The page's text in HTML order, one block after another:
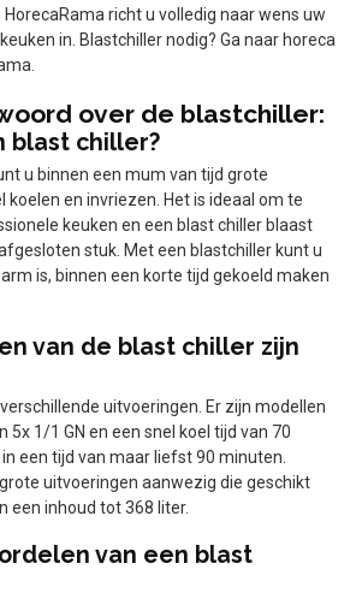
richt u volledig naar wens uw
in. Blastchiller nodig? Ga naar horeca
over de blastchiller:
blast chiller?
u binnen een mum van tijd grote
koelen en invriezen. Het is ideaal om te
keuken en een blast chiller blaast
stuk. Met een blastchiller kunt u
is, binnen een korte tijd gekoeld maken
van de blast chiller zijn
uitvoeringen. Er zijn modellen
5x 1/1 GN en een snel koel tijd van 70
een tijd van maar liefst 90 minuten.
uitvoeringen aanwezig die geschikt
een inhoud tot 368 liter.
van een blast